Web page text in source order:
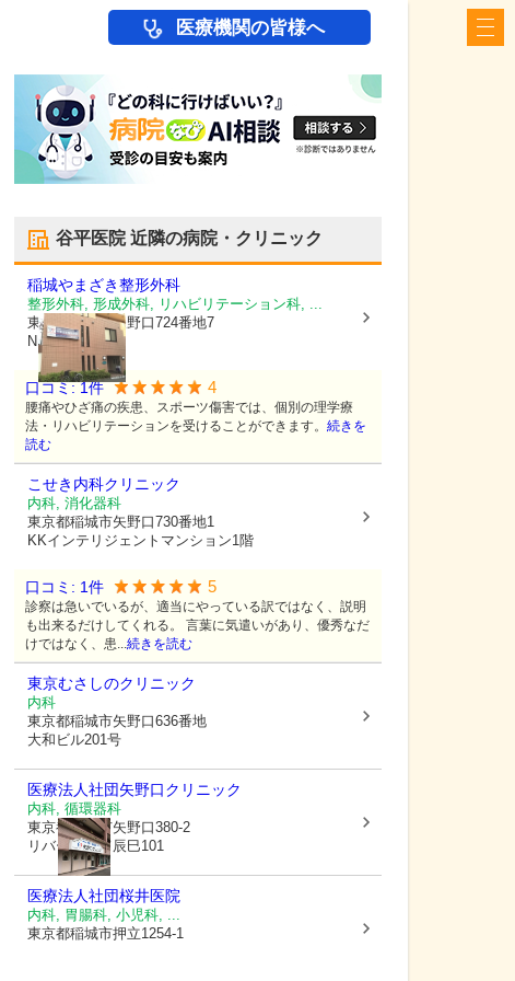
医療機関の皆様へ
谷平医院近隣の病院・クリニック
稲城やまざき整形外科
整形外科, 形成外科, リハビリテーション科, ...
東京都稲城市矢野口724番地7
Nビル2階
口コミ: 1件 4
腰痛やひざ痛の疾患、スポーツ傷害では、個別の理学療
法・リハビリテーションを受けることができます。 続きを
読む
こせき内科クリニック
内科, 消化器科
東京都稲城市矢野口730番地1
KKインテリジェントマンション1階
口コミ: 1件 5
診察は急いでいるが、適当にやっている訳ではなく、説明
も出来るだけしてくれる。 言葉に気遣いがあり、優秀なだ
けではなく、患...続きを読む
東京むさしのクリニック
内科
東京都稲城市矢野口636番地
大和ビル201号
医療法人社団 矢野口クリニック
内科, 循環器科
東京都稲城市矢野口380-2
リバーサイド辰巳101
医療法人社団桜井医院
内科, 胃腸科, 小児科, ...
東京都稲城市押立1254-1